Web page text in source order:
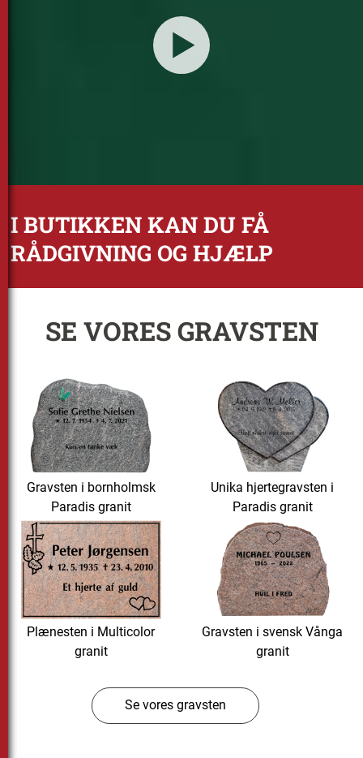
I BUTIKKEN KAN DU FÅ
RÅDGIVNING OG HJÆLP
SE VORES GRAVSTEN
Gravsten i bornholmsk
Paradis granit
Unika hjertegravsten i
Paradis granit
Plænesten i Multicolor
granit
Gravsten i svensk Vånga
granit
Se vores gravsten